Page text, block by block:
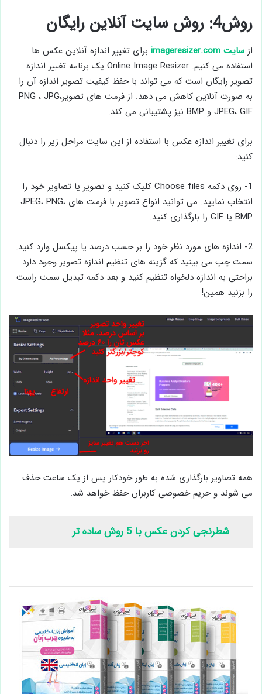
روش4: روش سایت آنلاین رایگان
از سایت imageresizer.com
برای تغییر اندازه آنلاین عکس ها
استفاده می کنیم. Online Image Resizer یک برنامه تغییر اندازه
تصویر رایگان است که می تواند با حفظ کیفیت تصویر اندازه آن را
به صورت آنلاین کاهش می دهد. از فرمت های تصویرPNG ، JPG،
JPEG، GIF و BMP نیز پشتیبانی می کند.
برای تغییر اندازه عکس با استفاده از این سایت مراحل زیر را دنبال
کنید:
1- روی دکمه Choose files کلیک کنید و تصویر یا تصاویر خود را
انتخاب نمایید. می توانید انواع تصویر با فرمت های JPEG، PNG،
BMP یا GIF را بارگذاری کنید.
2- اندازه های مورد نظر خود را بر حسب درصد یا پیکسل وارد کنید.
سمت چپ می بینید که گزینه های تنظیم اندازه تصویر وجود دارد
براحتی به اندازه دلخواه تنظیم کنید و بعد دکمه تبدیل سمت راست
را بزنید همین!
همه تصاویر بارگذاری شده به طور خودکار پس از یک ساعت حذف
می شوند و حریم خصوصی کاربران حفظ خواهد شد.
شطرنجی کردن عکس با 5 روش ساده تر